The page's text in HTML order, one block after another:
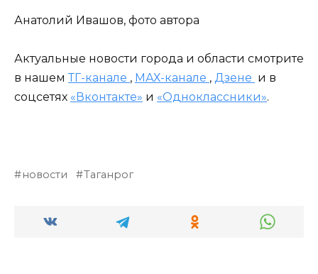
Анатолий Ивашов, фото автора
Актуальные новости города и области смотрите
в нашем ТГ-канале , МАХ-канале , Дзене и в
соцсетях «Вконтакте» и «Одноклассники».
новости Таганрог